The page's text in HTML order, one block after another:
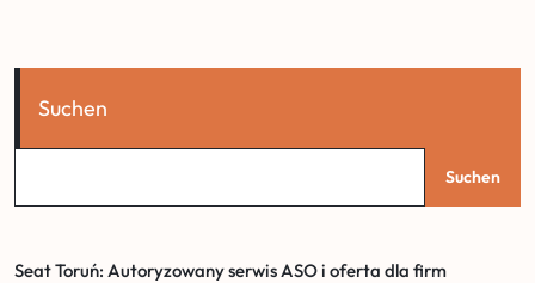
Suchen
Suchen
Seat Toruń: Autoryzowany serwis ASO i oferta dla firm